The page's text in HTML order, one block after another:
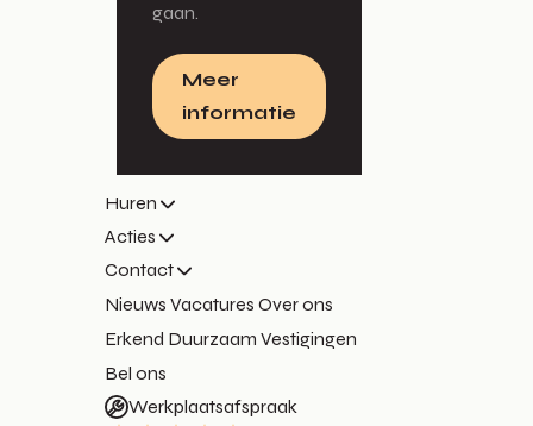
gaan.
Meer
informatie
Huren
Acties
Contact
Nieuws Vacatures Over ons
Erkend Duurzaam Vestigingen
Bel ons
Werkplaatsafspraak